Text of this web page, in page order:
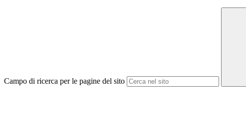
Campo di ricerca per le pagine del sito